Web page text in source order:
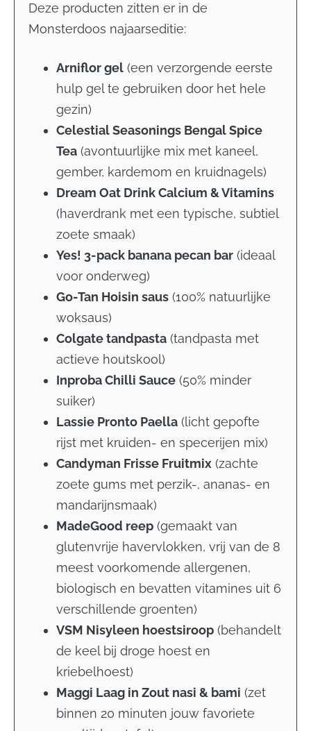
Deze producten zitten er in de
Monsterdoos najaarseditie:
Arniflor gel (een verzorgende eerste
hulp gel te gebruiken door het hele
gezin)
Celestial Seasonings Bengal Spice
Tea (avontuurlijke mix met kaneel,
gember, kardemom en kruidnagels)
Dream Oat Drink Calcium & Vitamins
(haverdrank met een typische, subtiel
zoete smaak)
Yes! 3-pack banana pecan bar (ideaal
voor onderweg)
Go-Tan Hoisin saus (100% natuurlijke
woksaus)
Colgate tandpasta (tandpasta met
actieve houtskool)
Inproba Chilli Sauce (50% minder
suiker)
Lassie Pronto Paella (licht gepofte
rijst met kruiden- en specerijen mix)
Candyman Frisse Fruitmix (zachte
zoete gums met perzik-, ananas- en
mandarijnsmaak)
MadeGood reep (gemaakt van
glutenvrije havervlokken, vrij van de 8
meest voorkomende allergenen,
biologisch en bevatten vitamines uit 6
verschillende groenten)
VSM Nisyleen hoestsiroop (behandelt
de keel bij droge hoest en
kriebelhoest)
Maggi Laag in Zout nasi & bami (zet
binnen 20 minuten jouw favoriete